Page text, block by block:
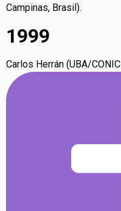
Campinas, Brasil).
1999
Carlos Herrán (UBA/